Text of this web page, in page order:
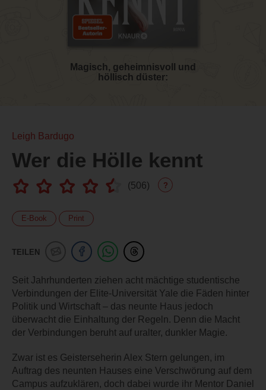
Magisch, geheimnisvoll und
höllisch düster:
Leigh Bardugo
Wer die Hölle kennt
(506) ?
E-Book Print
TEILEN
Seit Jahrhunderten ziehen acht mächtige studentische
Verbindungen der Elite-Universität Yale die Fäden hinter
Politik und Wirtschaft – das neunte Haus jedoch
überwacht die Einhaltung der Regeln. Denn die Macht
der Verbindungen beruht auf uralter, dunkler Magie.
Zwar ist es Geisterseherin Alex Stern gelungen, im
Auftrag des neunten Hauses eine Verschwörung auf dem
Campus aufzuklären, doch dabei wurde ihr Mentor Daniel